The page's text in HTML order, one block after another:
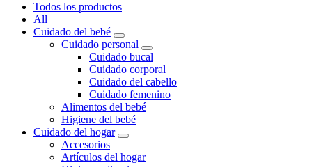
Todos los productos
All
Cuidado del bebé
Cuidado personal
Cuidado bucal
Cuidado corporal
Cuidado del cabello
Cuidado femenino
Alimentos del bebé
Higiene del bebé
Cuidado del hogar
Accesorios
Artículos del hogar